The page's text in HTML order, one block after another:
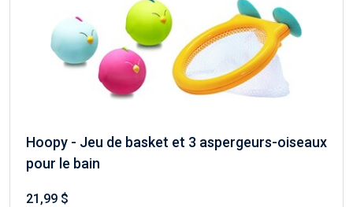
Hoopy - Jeu de basket et 3 aspergeurs-oiseaux
pour le bain
21,99 $